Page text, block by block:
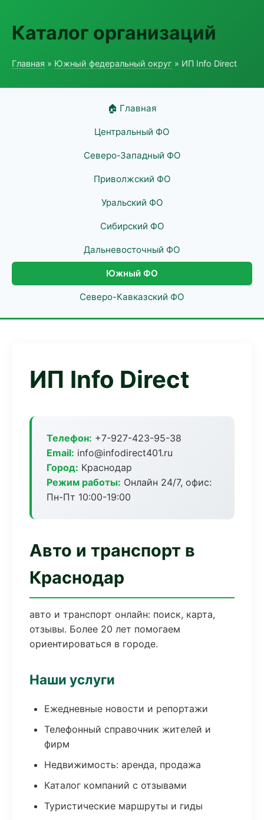
Каталог организаций
Главная » Южный федеральный округ » ИП Info Direct
🏠 Главная
Центральный ФО
Северо-Западный ФО
Приволжский ФО
Уральский ФО
Сибирский ФО
Дальневосточный ФО
Южный ФО
Северо-Кавказский ФО
ИП Info Direct
Телефон: +7-927-423-95-38
Email: info@infodirect401.ru
Город: Краснодар
Режим работы: Онлайн 24/7, офис:
Пн-Пт 10:00-19:00
Авто и транспорт в
Краснодар
авто и транспорт онлайн: поиск, карта,
отзывы. Более 20 лет помогаем
ориентироваться в городе.
Наши услуги
Ежедневные новости и репортажи
Телефонный справочник жителей и
фирм
Недвижимость: аренда, продажа
Каталог компаний с отзывами
Туристические маршруты и гиды